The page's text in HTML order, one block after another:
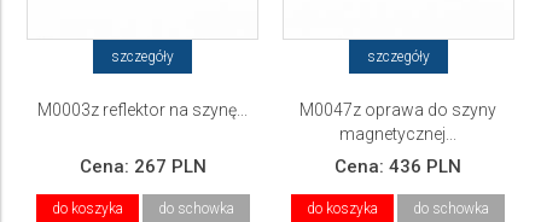
szczegóły
M0003z reflektor na szynę...
Cena: 267 PLN
do koszyka do schowka
szczegóły
M0047z oprawa do szyny
magnetycznej...
Cena:436 PLN
do koszyka do schowka